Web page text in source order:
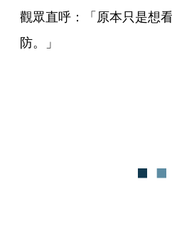
觀眾直呼：「原本只是想
防。」